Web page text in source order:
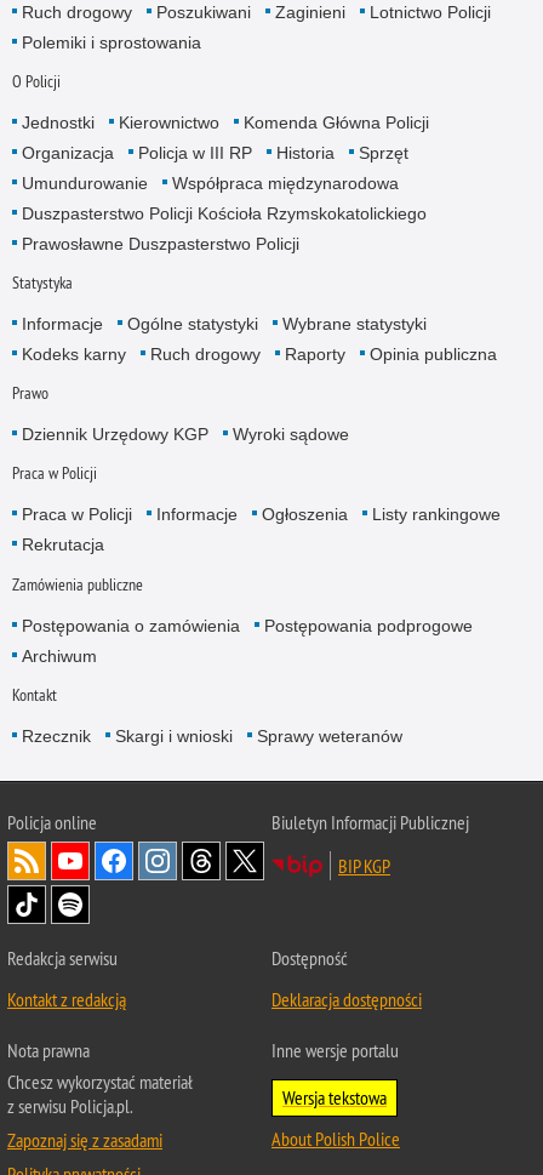
Ruch drogowy
Poszukiwani Zaginieni
Lotnictwo Policji
Polemiki i sprostowania
O Policji
Jednostki Kierownictwo
Komenda Główna Policji
Organizacja
Policja w III RP Historia
Sprzęt
Umundurowanie
Współpraca międzynarodowa
Duszpasterstwo Policji Kościoła Rzymskokatolickiego
Prawosławne Duszpasterstwo Policji
Statystyka
Informacje Ogólne statystyki
Wybrane statystyki
Kodeks karny
Ruch drogowy Raporty Opinia publiczna
Prawo
Dziennik Urzędowy KGP Wyroki sądowe
Praca w Policji
Praca w Policji Informacje Ogłoszenia
Listy rankingowe
Rekrutacja
Zamówienia publiczne
Postępowania o zamówienia
Postępowania podprogowe
Archiwum
Kontakt
Rzecznik Skargi i wnioski Sprawy weteranów
Policjaonline
Biuletyn Informacji Publicznej
BIP KGP
Redakcja serwisu
Kontakt z redakcją
Dostępność
Deklaracja dostępności
Nota prawna
Chcesz wykorzystać materiał
z serwisu Policja.pl.
Zapoznaj się z zasadami
Inne wersje portalu
Wersja tekstowa
About Polish Police